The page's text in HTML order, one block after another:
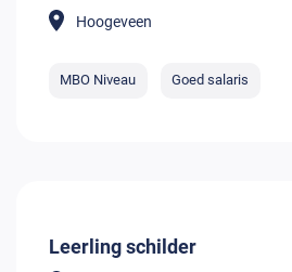
Hoogeveen
MBO Niveau Goed salaris
Leerling schilder